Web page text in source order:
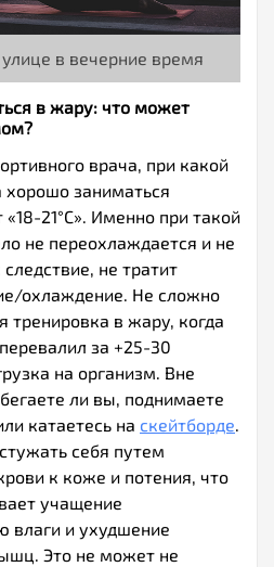
в вечерние время
в жару: что может
врача, при какой
хорошо заниматься
21°С». Именно при такой
не переохлаждается и не
не тратит
охлаждение. Не сложно
тренировка в жару, когда
за +25-30
на организм. Вне
ли вы, поднимаете
катаетесь на скейтборде.
себя путем
к коже и потения, что
учащение
влаги и ухудшение
Это не может не